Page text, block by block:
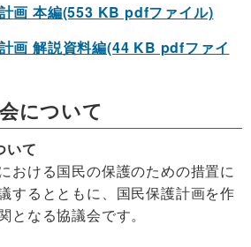
画 本編(553 KB pdfファイル)
画 解説資料編(44 KB pdfファイ
について
いて
おける国民の保護のための措置に
するとともに、国民保護計画を作
となる協議会です。